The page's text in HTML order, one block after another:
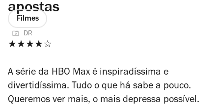
apostas
Filmes
DR
★★★★☆
A série da HBO Max é inspiradíssima e
divertidíssima. Tudo o que há sabe a pouco.
Queremos ver mais, o mais depressa possível.